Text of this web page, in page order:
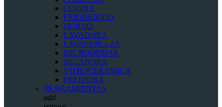
COCINA
FRIGORIFICO
HORNO
LAVADORA
LAVAVAJILLAS
MICROONDAS
SECADORA
VITROCERAMICA
FREIDORA
HERRAMIENTAS
add